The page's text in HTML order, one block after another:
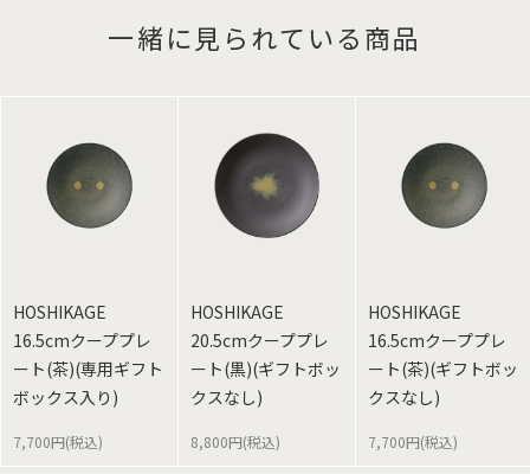
一緒に見られている商品
HOSHIKAGE
16.5cmクーププレ
ート(茶)(専用ギフト
ボックス入り)
7,700円(税込)
HOSHIKAGE
20.5cmクーププレ
ート(黒)(ギフトボッ
クスなし)
8,800円(税込)
HOSHIKAGE
16.5cmクーププレ
ート(茶)(ギフトボッ
クスなし)
7,700円(税込)